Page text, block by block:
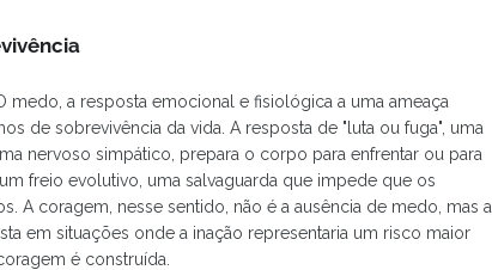
medo, a resposta emocional e fisiológica a uma ameaça
de sobrevivência da vida. A resposta de "luta ou fuga", uma
nervoso simpático, prepara o corpo para enfrentar ou para
freio evolutivo, uma salvaguarda que impede que os
A coragem, nesse sentido, não é a ausência de medo, mas a
em situações onde a inação representaria um risco maior
é construída.